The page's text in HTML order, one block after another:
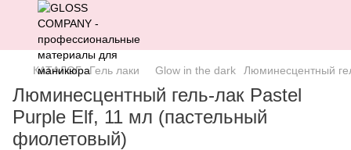
КАТАЛОГ Гель лаки Glow in the dark Люминесцентный
Люминесцентный гель-лак Pastel
Purple Elf, 11 мл (пастельный
фиолетовый)